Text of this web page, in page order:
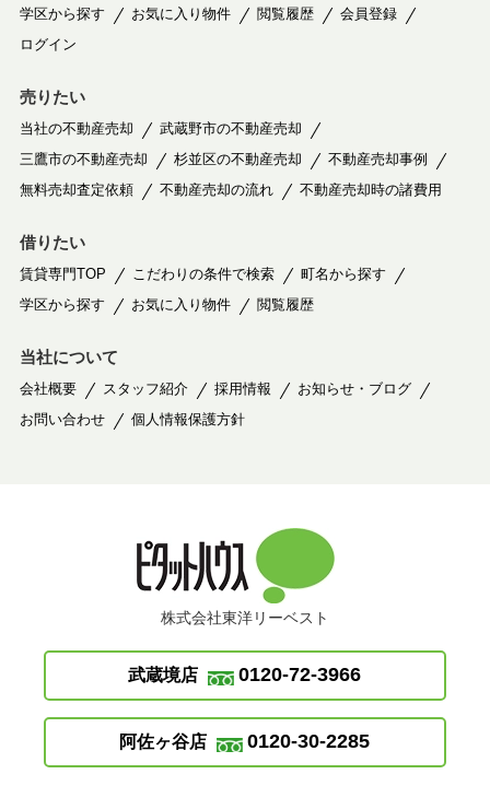
学区から探す
お気に入り物件 閲覧履歴
会員登録
ログイン
売りたい
当社の不動産売却
武蔵野市の不動産売却
三鷹市の不動産売却
杉並区の不動産売却
不動産売却事例
無料売却査定依頼
不動産売却の流れ 不動産売却時の諸費用
借りたい
賃貸専門TOP こだわりの条件で検索
町名から探す
学区から探す
お気に入り物件 閲覧履歴
当社について
会社概要 スタッフ紹介 採用情報
お知らせ・ブログ
お問い合わせ
個人情報保護方針
株式会社東洋リーベスト
武蔵境店 0120-72-3966
阿佐ヶ谷店 0120-30-2285